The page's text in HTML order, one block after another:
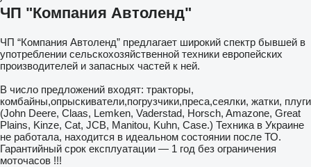
ЧП "Компания Автоленд"
ЧП “Компания Автоленд” предлагает широкий спектр бывшей в
употреблении сельскохозяйственной техники европейских
производителей и запасных частей к ней.
В число предложений входят: тракторы,
комбайны,опрыскиватели,погрузчики,преса,сеялки, жатки, плуги
(John Deere, Claas, Lemken, Vaderstad, Horsch, Amazone, Great
Plains, Kinze, Cat, JCB, Manitou, Kuhn, Case.) Техника в Украине
не работала, находится в идеальном состоянии после ТО.
Гарантийный срок експлуатации — 1 год без ограничения
моточасов !!!